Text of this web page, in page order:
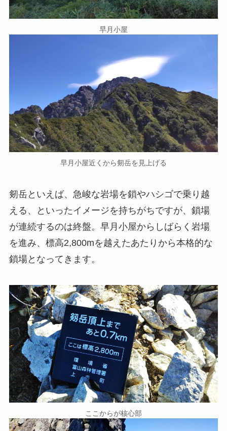
早月小屋
早月小屋近くから剱岳を見上げる
剱岳といえば、急峻な岩場を鎖やハシゴで乗り越
える、といったイメージを持ちがちですが、鎖場
が連続するのは終盤。早月小屋からしばらく岩場
を進み、標高2,800mを越えたあたりから本格的な
鎖場となってきます。
ここからが核心部